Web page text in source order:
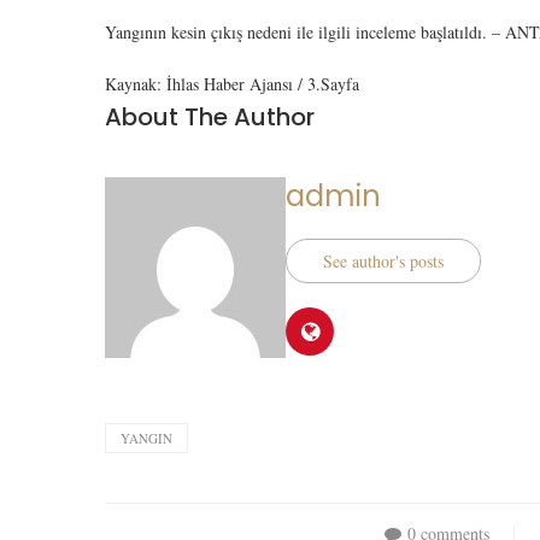
Yangının kesin çıkış nedeni ile ilgili inceleme başlatıldı. –
Kaynak: İhlas Haber Ajansı / 3.Sayfa
About The Author
admin
See author's posts
YANGIN
0 comments